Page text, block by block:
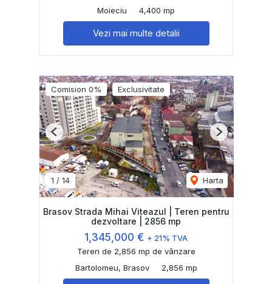
Moieciu 4,400 mp
Vezi mai multe detalii
Comision 0% Exclusivitate
1 / 14 Harta
Previous Next
Brasov Strada Mihai Viteazul | Teren pentru
dezvoltare | 2856 mp
1,345,000 € + 21% TVA
Teren de 2,856 mp de vânzare
Bartolomeu, Brasov
2,856 mp